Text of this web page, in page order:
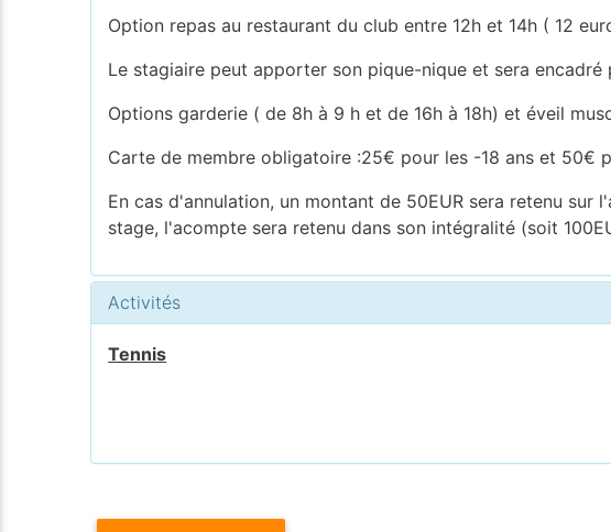
Option repas au restaurant du club entre 12h et 14h ( 12
Le stagiaire peut apporter son pique-nique et sera encadré
Options garderie ( de 8h à 9 h et de 16h à 18h) et éveil
Carte de membre obligatoire :25€ pour les -18 ans et 50€
En cas d'annulation, un montant de 50EUR sera retenu
stage, l'acompte sera retenu dans son intégralité (soit
Activités
Tennis